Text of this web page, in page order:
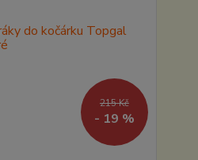
215 Kč
- 19 %